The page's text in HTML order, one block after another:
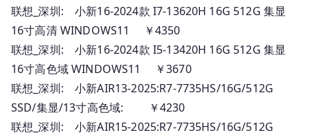
联想_深圳: 小新16-2024款 I7-13620H 16G 512G 集显
16寸高清 WINDOWS11 ￥4350
联想_深圳: 小新16-2024款 I5-13420H 16G 512G 集显
16寸高色域 WINDOWS11 ￥3670
联想_深圳: 小新AIR13-2025:R7-7735HS/16G/512G
SSD/集显/13寸高色域: ￥4230
联想_深圳: 小新AIR15-2025:R7-7735HS/16G/512G